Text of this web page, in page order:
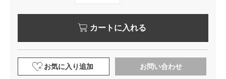
カートに入れる
お気に入り追加 お問い合わせ